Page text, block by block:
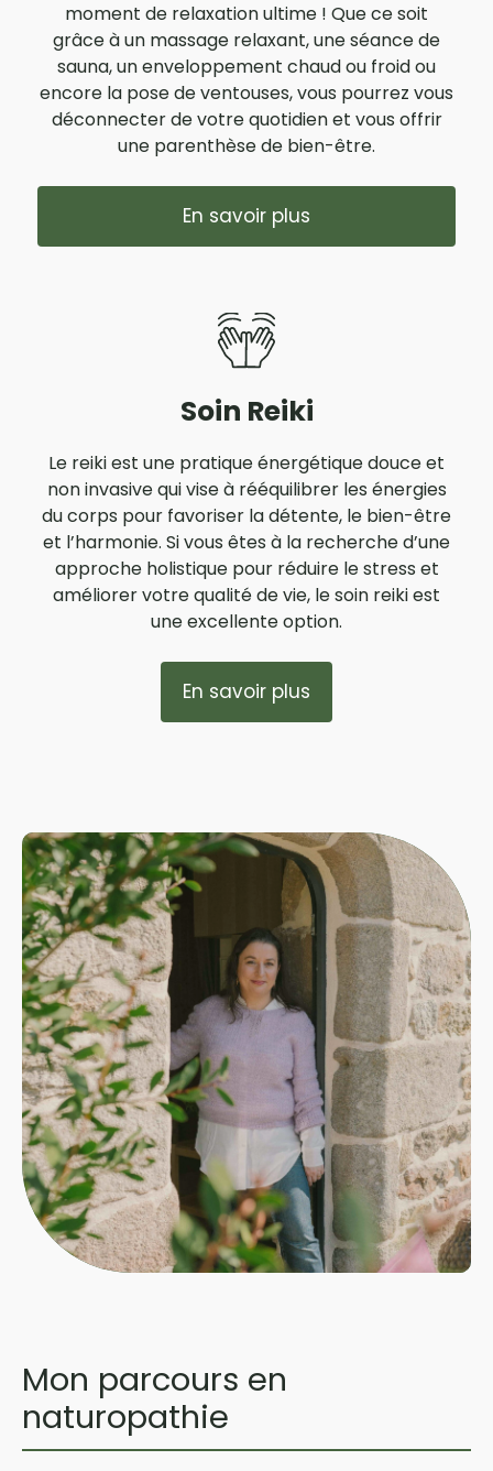
moment de relaxation ultime ! Que ce soit
grâce à un massage relaxant, une séance de
sauna, un enveloppement chaud ou froid ou
encore la pose de ventouses, vous pourrez vous
déconnecter de votre quotidien et vous offrir
une parenthèse de bien-être.
En savoir plus
Soin Reiki
Le reiki est une pratique énergétique douce et
non invasive qui vise à rééquilibrer les énergies
du corps pour favoriser la détente, le bien-être
et l’harmonie. Si vous êtes à la recherche d’une
approche holistique pour réduire le stress et
améliorer votre qualité de vie, le soin reiki est
une excellente option.
En savoir plus
Mon parcours en
naturopathie